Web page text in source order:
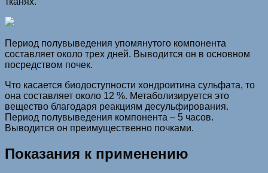
Период полувыведения упомянутого компонента
составляет около трех дней. Выводится он в основном
посредством почек.
Что касается биодоступности хондроитина сульфата, то
она составляет около 12 %. Метаболизируется это
вещество благодаря реакциям десульфирования.
Период полувыведения компонента – 5 часов.
Выводится он преимущественно почками.
Показания к применению